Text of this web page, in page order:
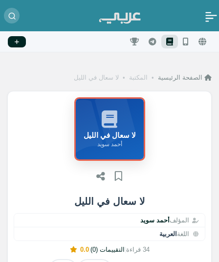
الصفحة الرئيسية • المكتبة • لا سعال في الليل
لا سعال في الليل
المؤلف أحمد سويد
اللغة العربية
34 قراءة التقييمات (0) |
0.0
لا سعال في الليل
أحمد سويد